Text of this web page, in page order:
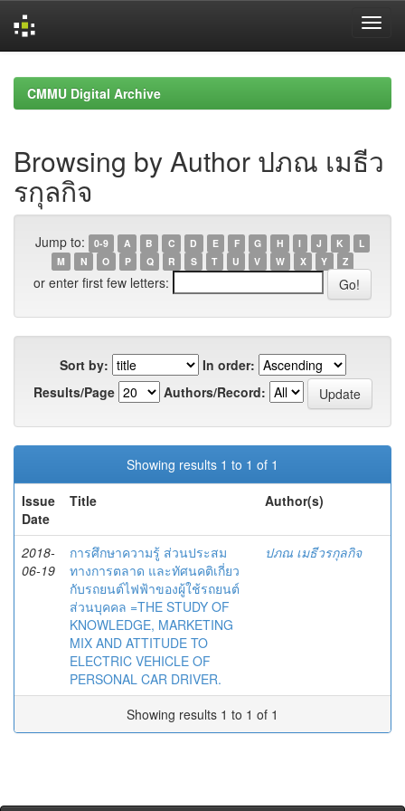
navigationCMMU Digital Archive
Browsing by Author ปภณ เมธีว
รกุลกิจ
Jump to: 0-9 A B C D E F G H I J K
L
M
N O P Q R S T U V W X Y Z
or enter first few letters:
Sort by:
In order:
Results/Page
Authors/Record:
Showing results 1 to 1 of 1
Issue
Date
Title Author(s)
2018-
06-19
การศึกษาความรู้ ส่วนประสม
ทางการตลาด และทัศนคติเกี่ยว
กับรถยนต์ไฟฟ้าของผู้ใช้รถยนต์
ส่วนบุคคล =THE STUDY OF
KNOWLEDGE, MARKETING
MIX AND ATTITUDE TO
ELECTRIC VEHICLE OF
PERSONAL CAR DRIVER.
ปภณ เมธีวรกุลกิจ
Showing results 1 to 1 of 1